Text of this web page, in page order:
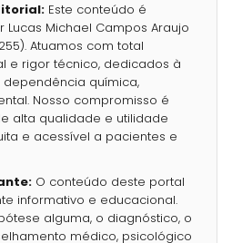
Este conteúdo é
Michael Campos Araujo
Atuamos com total
e rigor técnico, dedicados à
química,
Nosso compromisso é
alta qualidade e utilidade
e acessível a pacientes e
O conteúdo deste portal
informativo e educacional.
alguma, o diagnóstico, o
médico, psicológico